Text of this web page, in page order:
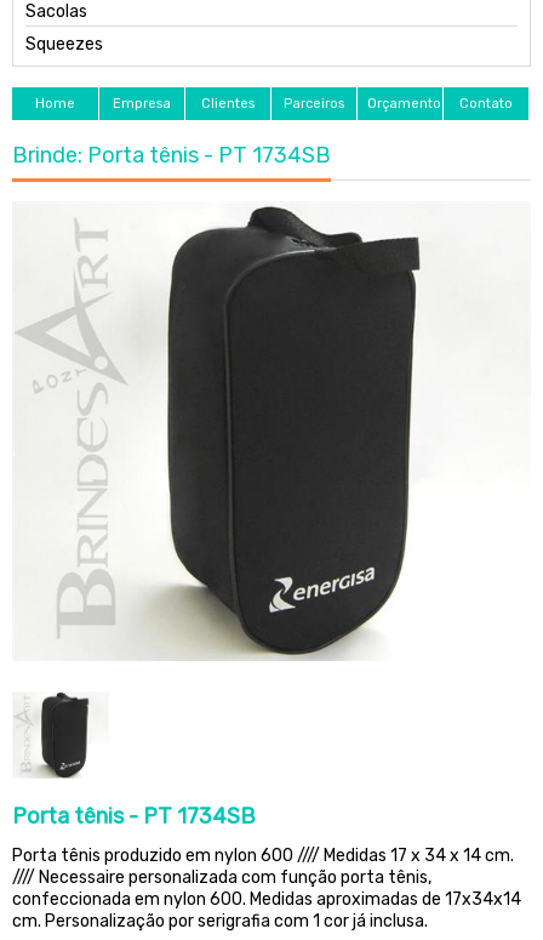
Sacolas
Squeezes
Home Empresa Clientes Parceiros Orçamento Contato
Brinde: Porta tênis - PT 1734SB
Porta tênis - PT 1734SB
Porta tênis produzido em nylon 600 //// Medidas 17 x 34 x 14 cm.
//// Necessaire personalizada com função porta tênis,
confeccionada em nylon 600. Medidas aproximadas de 17x34x14
cm. Personalização por serigrafia com 1 cor já inclusa.